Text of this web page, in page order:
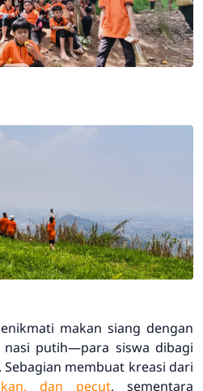
makan siang dengan
putih—para siswa dibagi
membuat kreasi dari
dan pecut, sementara